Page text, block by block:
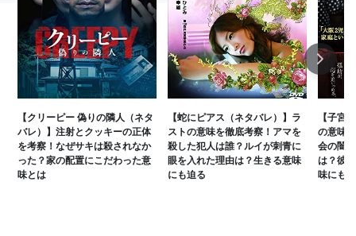
【クリーピー 偽りの隣人（ネタ
バレ）】注射とクッキーの正体
を考察！なぜサキは殺されなか
った？家の配置にこだわった意
味とは
【蛇にピアス（ネタバレ）】ラ
ストの意味を徹底考察！アマを
殺した犯人は誰？ルイが刺青に
眼を入れた理由は？生きる意味
にも迫る
【子宮
の意味
会の闇
は？彼
味にも
Next